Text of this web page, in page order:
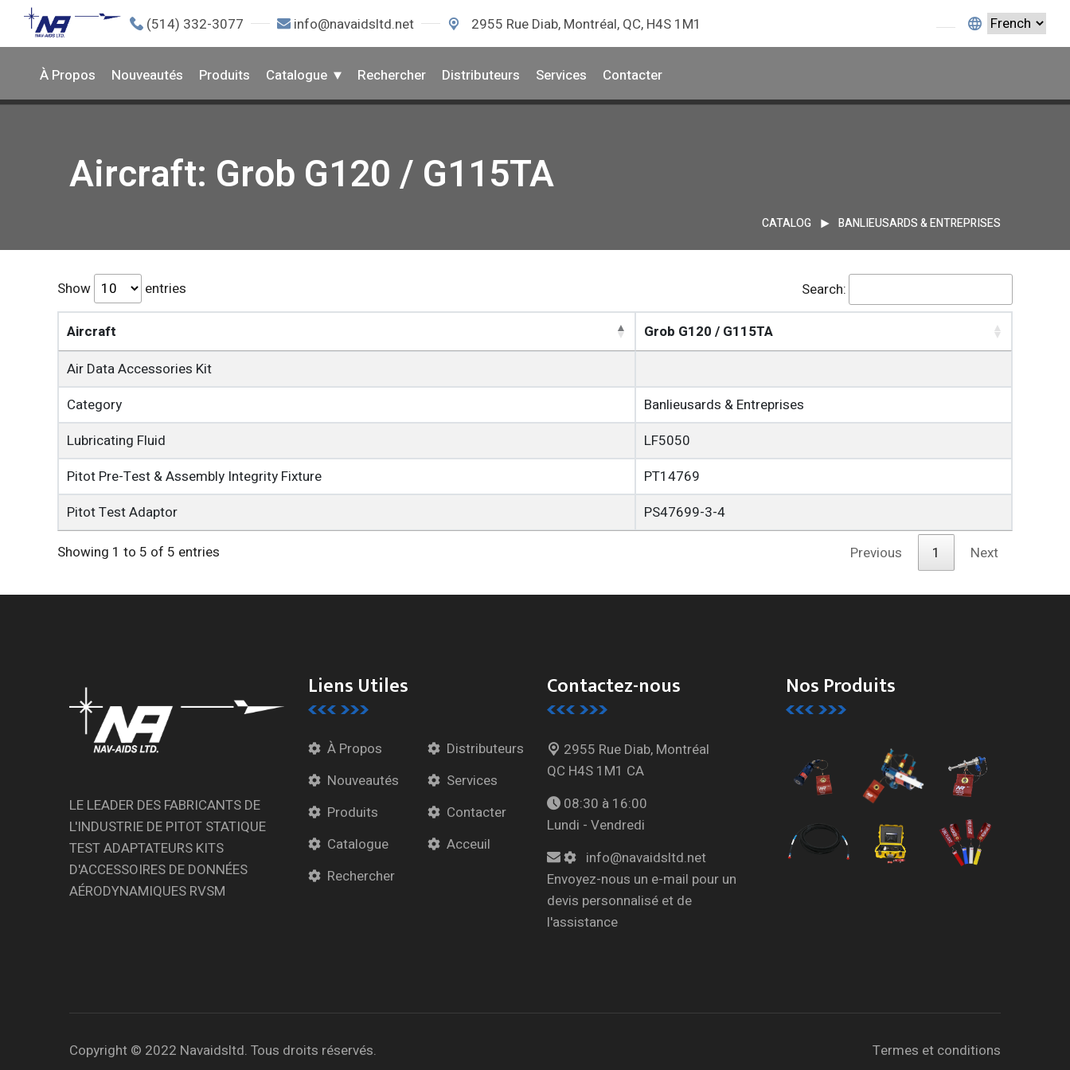
(514) 332-3077 info@navaidsltd.net 2955 Rue Diab, Montréal, QC, H4S 1M1
À Propos Nouveautés Produits Catalogue Rechercher Distributeurs Services Contacter
Aircraft: Grob G120 / G115TA
CATALOG BANLIEUSARDS & ENTREPRISES
Show entries Search:
Aircraft
Grob G120 / G115TA
Air Data Accessories Kit
Category
Banlieusards & Entreprises
Lubricating Fluid
LF5050
Pitot Pre-Test & Assembly Integrity Fixture
PT14769
Pitot Test Adaptor
PS47699-3-4
Showing 1 to 5 of 5 entries
Previous 1 Next
LE LEADER DES FABRICANTS DE
L'INDUSTRIE DE PITOT STATIQUE
TEST ADAPTATEURS KITS
D'ACCESSOIRES DE DONNÉES
AÉRODYNAMIQUES RVSM
Liens Utiles
À Propos
Nouveautés
Produits
Catalogue
Rechercher
Distributeurs
Services
Contacter
Acceuil
Contactez-nous
2955 Rue Diab, Montréal
QC H4S 1M1 CA
08:30 à 16:00
Lundi - Vendredi
info@navaidsltd.net
Envoyez-nous un e-mail pour un
devis personnalisé et de
l'assistance
Nos Produits
Copyright © 2022 Navaidsltd. Tous droits réservés. Termes et conditions